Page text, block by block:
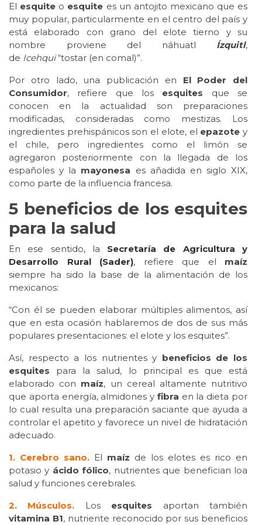
El esquite o esquite es un antojito mexicano que es
muy popular, particularmente en el centro del país y
está elaborado con grano del elote tierno y su
nombre proviene del náhuatl
Ízquitl,
de Icehqui“tostar (en comal)”.
Por otro lado, una publicación en El Poder del
Consumidor, refiere que los esquites que se
conocen en la actualidad son preparaciones
modificadas, consideradas como mestizas. Los
ingredientes prehispánicos son el elote, el epazote y
el chile, pero ingredientes como el limón se
agregaron posteriormente con la llegada de los
españoles y la mayonesa es añadida en siglo XIX,
como parte de la influencia francesa.
5 beneficios de los esquites
para la salud
En ese sentido, la Secretaría de Agricultura y
Desarrollo Rural (Sader), refiere que el maíz
siempre ha sido la base de la alimentación de los
mexicanos:
“Con él se pueden elaborar múltiples alimentos, así
que en esta ocasión hablaremos de dos de sus más
populares presentaciones: el elote y los esquites”.
Así, respecto a los nutrientes y beneficios de los
esquites para la salud, lo principal es que está
elaborado con maíz, un cereal altamente nutritivo
que aporta energía, almidones y fibra en la dieta por
lo cual resulta una preparación saciante que ayuda a
controlar el apetito y favorece un nivel de hidratación
adecuado.
1. Cerebro sano. El maíz de los elotes es rico en
potasio y ácido fólico, nutrientes que benefician loa
salud y funciones cerebrales.
2. Músculos.
Los esquites aportan también
vitamina B1, nutriente reconocido por sus beneficios